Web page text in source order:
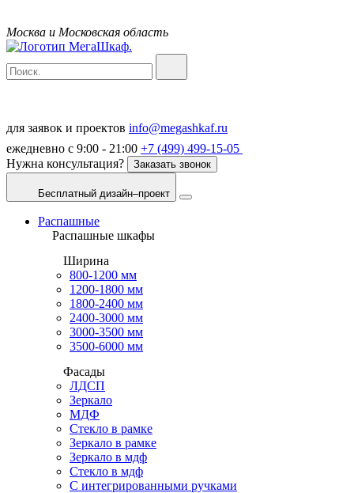
Москва и Московская область
для заявок и проектов info@megashkaf.ru
ежедневно с 9:00 - 21:00 +7 (499) 499-15-05
Нужна консультация?
Заказать звонок
Бесплатный дизайн–проект
Распашные
Распашные шкафы
Ширина
800-1200 мм
1200-1800 мм
1800-2400 мм
2400-3000 мм
3000-3500 мм
3500-6000 мм
Фасады
ЛДСП
Зеркало
МДФ
Стекло в рамке
Зеркало в рамке
Зеркало в мдф
Стекло в мдф
С интегрированными ручками